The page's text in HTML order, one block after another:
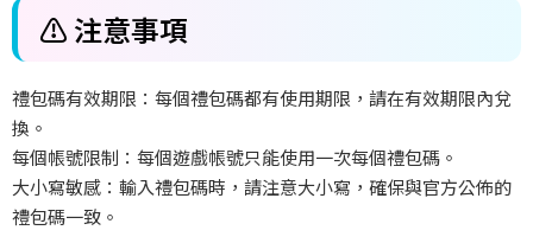
⚠️ 注意事項
禮包碼有效期限：每個禮包碼都有使用期限，請在有效期限內兌
換。
每個帳號限制：每個遊戲帳號只能使用一次每個禮包碼。
大小寫敏感：輸入禮包碼時，請注意大小寫，確保與官方公佈的
禮包碼一致。